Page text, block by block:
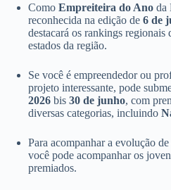
Como Empreiteira do Ano da
reconhecida na edição de 6 de
destacará os rankings
estados da região.
Se você é empreendedor ou
projeto interessante, pode
2026 bis 30 de junho, com
diversas categorias, incluindo
Para acompanhar a evolução
você pode acompanhar os
premiados.